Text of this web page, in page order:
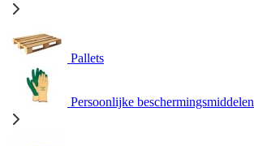
Pallets
Persoonlijke beschermingsmiddelen